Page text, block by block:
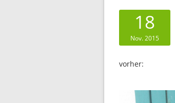
18
Nov. 2015
vorher: